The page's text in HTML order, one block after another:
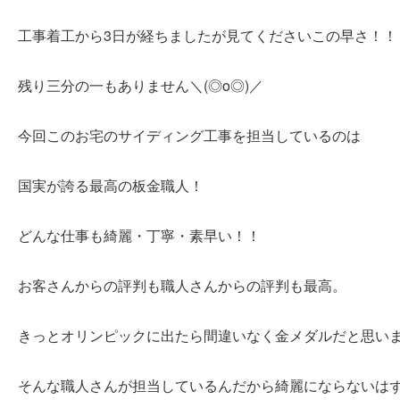
工事着工から3日が経ちましたが見てくださいこの早さ！！
残り三分の一もありません＼(◎o◎)／
今回このお宅のサイディング工事を担当しているのは
国実が誇る最高の板金職人！
どんな仕事も綺麗・丁寧・素早い！！
お客さんからの評判も職人さんからの評判も最高。
きっとオリンピックに出たら間違いなく金メダルだと思い
そんな職人さんが担当しているんだから綺麗にならないは